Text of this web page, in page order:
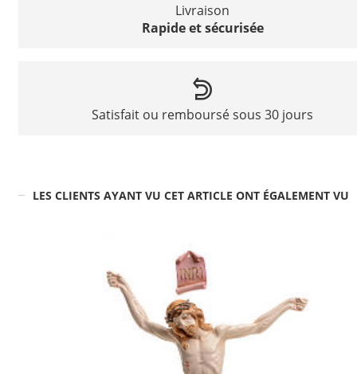
Livraison
Rapide et sécurisée
Satisfait ou remboursé sous 30 jours
LES CLIENTS AYANT VU CET ARTICLE ONT ÉGALEMENT VU